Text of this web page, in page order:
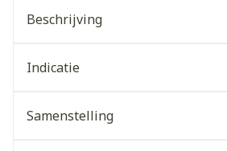
Beschrijving
Indicatie
Samenstelling